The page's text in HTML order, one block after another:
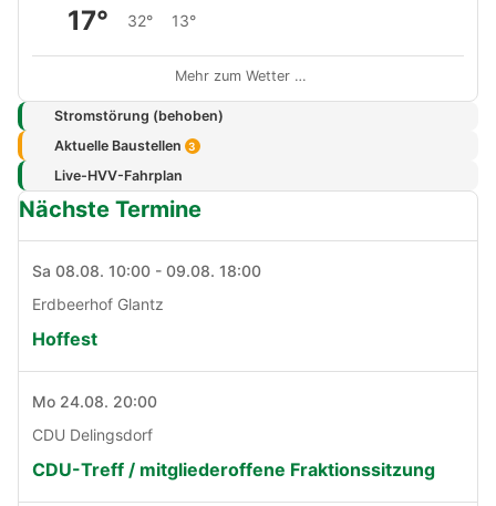
17° 32° 13°
Mehr zum Wetter …
Stromstörung (behoben)
Aktuelle Baustellen 3
Live-HVV-Fahrplan
Nächste Termine
Sa 08.08. 10:00 - 09.08. 18:00
Erdbeerhof Glantz
Hoffest
Mo 24.08. 20:00
CDU Delingsdorf
CDU-Treff / mitgliederoffene Fraktionssitzung